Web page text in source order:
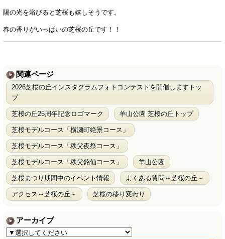
陽の光を浴びると芝桜も嬉しそうです。
春の香りがいっぱいの芝桜の丘です！！
関連ページ
2026芝桜の丘インスタグラムフォトコンテストを開催しますトッ
プ
芝桜の丘25周年記念ロゴマーク 羊山公園 芝桜の丘トップ
芝桜モデルコース「横瀬町絶景コース」
芝桜モデルコース「秩父夜祭コース」
芝桜モデルコース「秩父銘仙コース」 羊山公園
芝桜まつり期間中のイベント情報 よくある質問～芝桜の丘～
アクセス～芝桜の丘～ 芝桜の移り変わり
アーカイブ